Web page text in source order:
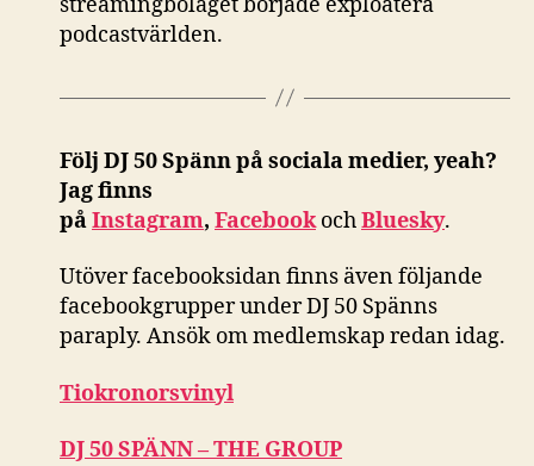
podcastvärlden.
Följ DJ 50 Spänn på sociala medier, yeah?
Jag finns
påInstagram, FacebookochBluesky.
Utöver facebooksidan finns även följande
facebookgrupper under DJ 50 Spänns
paraply. Ansök om medlemskap redan idag.
Tiokronorsvinyl
DJ 50 SPÄNN – THE GROUP